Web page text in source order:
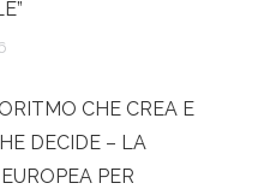
CHE CREA E
DECIDE – LA
PER